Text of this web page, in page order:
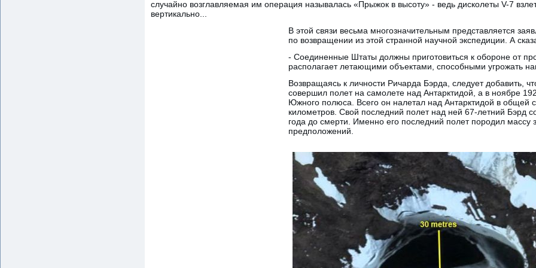
случайно возглавляемая им операция называлась «Прыжок в высоту» - ведь дисколеты V-7
вертикально...
В этой связи весьма многозначительным представляется
по возвращении из этой странной научной экспедиции. А
- Соединенные Штаты должны приготовиться к обороне от
располагает летающими объектами, способными угрожать
Возвращаясь к личности Ричарда Бэрда, следует добавить,
совершил полет на самолете над Антарктидой, а в ноябре
Южного полюса. Всего он налетал над Антарктидой в общей
километров. Свой последний полет над ней 67-летний Бэрд
года до смерти. Именно его последний полет породил массу
предположений.